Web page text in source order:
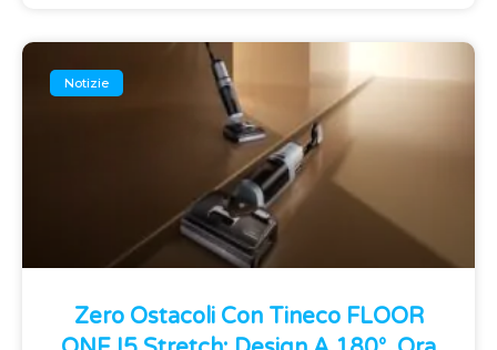
Notizie
Zero Ostacoli Con Tineco FLOOR